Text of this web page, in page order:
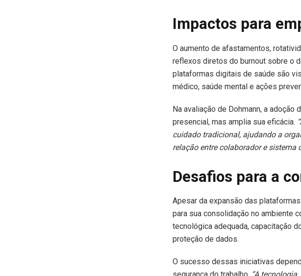
Impactos para
O aumento de afastamentos,
reflexos diretos do burnout sobre o
plataformas digitais de saúde são
médico, saúde mental e ações
Na avaliação de Dohmann, a
presencial, mas amplia sua eficácia.
cuidado tradicional, ajudando a
relação entre colaborador e sistema
Desafios para a
Apesar da expansão das
para sua consolidação no ambiente
tecnológica adequada, capacitação
proteção de dados.
O sucesso dessas iniciativas